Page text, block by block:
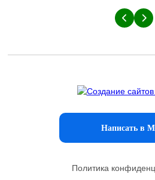
Написать в
Политика